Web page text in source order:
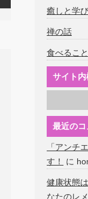
癒しと学
禅の話
食べるこ
サイト内
最近のコ
「アンチ
す！
に
健康状態
なたのレ